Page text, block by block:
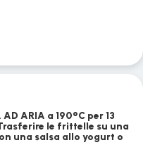
ARIA a 190°C per 13
le frittelle su una
una salsa allo yogurt o